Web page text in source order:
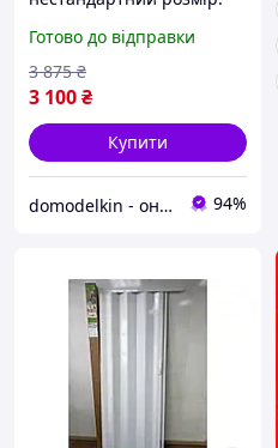
Міжкімнатні двері
гармошка розмір
90,100см
Готово до відправки
3 100₴
3 875 ₴
Купити
domodelkin - онлайн маркет товарів для дому 94%